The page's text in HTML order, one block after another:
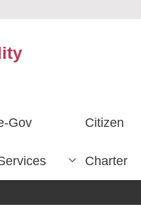
Gov Citizen
Charter